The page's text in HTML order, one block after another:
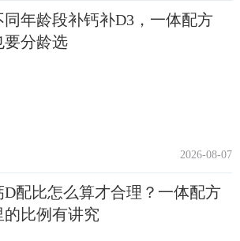
同年龄段补钙补D3，一体配方
要分龄选
2026-08-07
D配比怎么算才合理？一体配方
的比例有讲究